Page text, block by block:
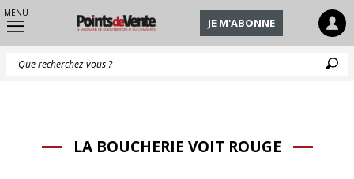
MENU
JE M'ABONNE
LA BOUCHERIE VOIT ROUGE